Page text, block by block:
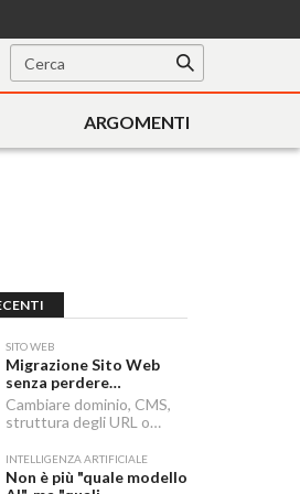
ARGOMENTI
SITO WEB
Migrazione Sito Web
senza perdere
posizionamento:
Redirect 301, URL e
Checklist SEO
Cambiare dominio, CMS,
struttura degli URL o
momenti in cui un sito
rischia di perdere visibilità
INTELLIGENZA ARTIFICIALE
Non è più "quale modello